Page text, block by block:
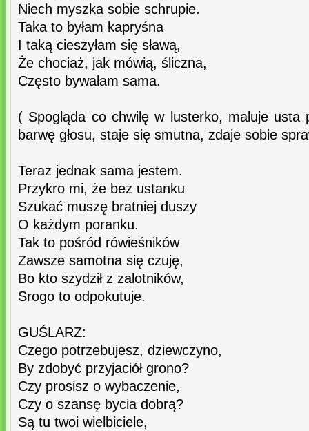
Niech myszka sobie schrupie.
Taka to byłam kapryśna
I taką cieszyłam się sławą,
Że chociaż, jak mówią, śliczna,
Często bywałam sama.
( Spogląda co chwilę w lusterko, maluje usta
barwę głosu, staje się smutna, zdaje sobie
Teraz jednak sama jestem.
Przykro mi, że bez ustanku
Szukać muszę bratniej duszy
O każdym poranku.
Tak to pośród rówieśników
Zawsze samotna się czuję,
Bo kto szydził z zalotników,
Srogo to odpokutuje.
GUŚLARZ:
Czego potrzebujesz, dziewczyno,
By zdobyć przyjaciół grono?
Czy prosisz o wybaczenie,
Czy o szansę bycia dobrą?
Są tu twoi wielbiciele,